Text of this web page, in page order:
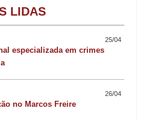
LIDAS
25/04
especializada em crimes
26/04
no Marcos Freire